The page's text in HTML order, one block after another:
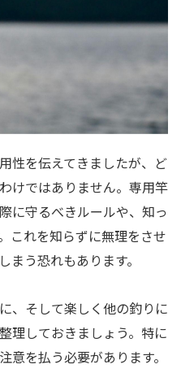
性を伝えてきましたが、ど
けではありません。専用竿
に守るべきルールや、知っ
これを知らずに無理をさせ
まう恐れもあります。
、そして楽しく他の釣りに
理しておきましょう。特に
意を払う必要があります。